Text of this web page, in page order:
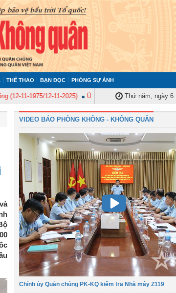
THỂ THAO BẠN ĐỌC PHÓNG SỰ ẢNH
1975/12-11-2025) Ủy ban Kiểm tra Quân ủy Trung
Thứ năm, ngày 6
VIDEO BÁO PHÒNG KHÔNG - KHÔNG QUÂN
Chính ủy Quân chủng PK-KQ kiểm tra Nhà máy Z119